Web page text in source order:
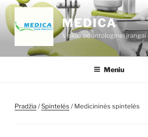
Eiti
prie
turinio
MEDICA
Viskas odontologinei įrangai
Meniu
Pradžia/Spintelės / Medicininės spintelės